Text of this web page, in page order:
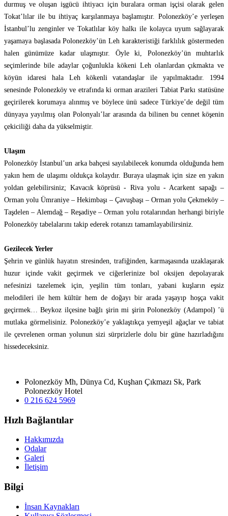
durmuş ve oluşan işgücü ihtiyacı için buralara orman işçisi olarak gelen
Tokat’lılar ile bu ihtiyaç karşılanmaya başlamıştır. Polonezköy’e yerleşen
İstanbul’lu zenginler ve Tokatlılar köy halkı ile kolayca uyum sağlayarak
yaşamaya başlasada Polonezköy’ün Leh karakteristiği farklılık göstermeden
halen günümüze kadar ulaşmıştır. Öyle ki, Polonezköy’ün muhtarlık
seçimlerinde bile adaylar çoğunlukla kökeni Leh olanlardan çıkmakta ve
köyün idaresi hala Leh kökenli vatandaşlar ile yapılmaktadır. 1994
senesinde Polonezköy ve etrafında ki orman arazileri Tabiat Parkı statüsüne
geçirilerek korumaya alınmış ve böylece ünü sadece Türkiye’de değil tüm
dünyaya yayılmış olan Polonyalı’lar arasında da bilinen bu cennet köşenin
çekiciliği daha da yükselmiştir.
Ulaşım
Polonezköy İstanbul’un arka bahçesi sayılabilecek konumda olduğunda hem
yakın hem de ulaşımı oldukça kolaydır. Buraya ulaşmak için size en yakın
yoldan gelebilirsiniz; Kavacık köprüsü - Riva yolu - Acarkent sapağı –
Orman yolu Ümraniye – Hekimbaşı – Çavuşbaşı – Orman yolu Çekmeköy –
Taşdelen – Alemdağ – Reşadiye – Orman yolu rotalarından herhangi biriyle
Polonezköy tabelalarını takip ederek rotanızı tamamlayabilirsiniz.
Gezilecek Yerler
Şehrin ve günlük hayatın stresinden, trafiğinden, karmaşasında uzaklaşarak
huzur içinde vakit geçirmek ve ciğerlerinize bol oksijen depolayarak
nefesinizi tazelemek için, yeşilin tüm tonları, yabani kuşların eşsiz
melodileri ile hem kültür hem de doğayı bir arada yaşayıp hoşça vakit
geçirmek… Beykoz ilçesine bağlı şirin mi şirin Polonezköy (Adampol) ’ü
mutlaka görmelisiniz. Polonezköy’e yaklaştıkça yemyeşil ağaçlar ve tabiat
ile çevrelenen orman yolunun sizi sürprizlerle dolu bir güne hazırladığını
hissedeceksiniz.
Polonezköy Mh, Dünya Cd, Kuşhan Çıkmazı Sk, Park
Polonezköy Hotel
0 216 624 5969
Hızlı Bağlantılar
Hakkımızda
Odalar
Galeri
İletişim
Bilgi
İnsan Kaynakları